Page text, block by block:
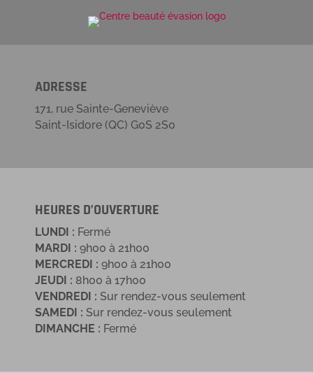
ADRESSE
171, rue Sainte-Geneviève
Saint-Isidore (QC) G0S 2S0
HEURES D’OUVERTURE
LUNDI : Fermé
MARDI : 9h00 à 21h00
MERCREDI : 9h00 à 21h00
JEUDI : 8h00 à 17h00
VENDREDI : Sur rendez-vous seulement
SAMEDI : Sur rendez-vous seulement
DIMANCHE : Fermé